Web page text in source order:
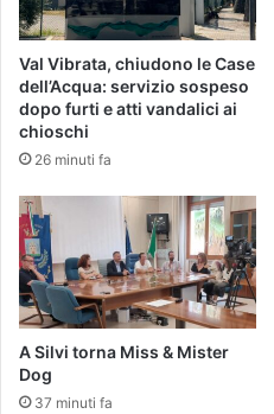
Val Vibrata, chiudono le Case
dell’Acqua: servizio sospeso
dopo furti e atti vandalici ai
chioschi
26 minuti fa
A Silvi torna Miss & Mister
Dog
37 minuti fa